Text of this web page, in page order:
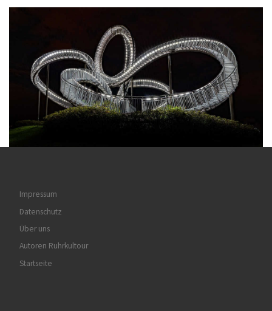
Impressum
Datenschutz
Über uns
Autoren Ruhrkultour
Startseite